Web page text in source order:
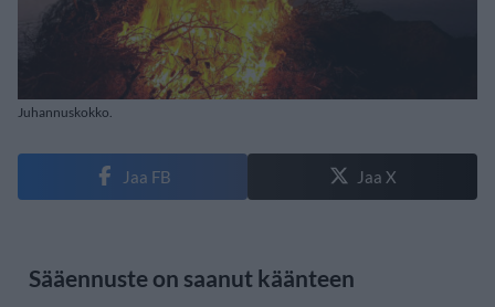
Juhannuskokko.
Jaa FB Jaa X
Sääennuste on saanut käänteen